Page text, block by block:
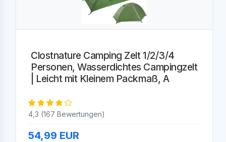
Clostnature Camping Zelt 1/2/3/4
Personen, Wasserdichtes Campingzelt
| Leicht mit Kleinem Packmaß, A
4,3 (167 Bewertungen)
54,99 EUR